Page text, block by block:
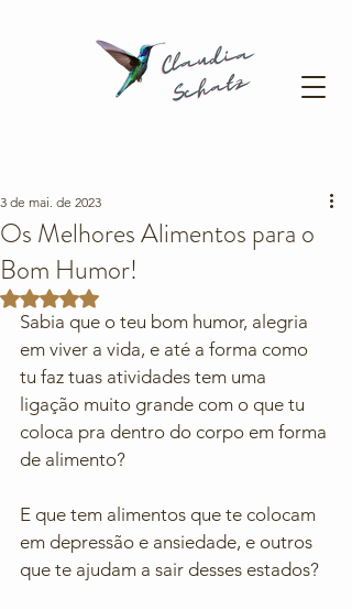
Os Melhores Alimentos para o
Bom Humor!
3 de mai. de 2023
Avaliado com NaN de 5 estrelas.
Sabia que o teu bom humor, alegria
em viver a vida, e até a forma como
tu faz tuas atividades tem uma
ligação muito grande com o que tu
coloca pra dentro do corpo em forma
de alimento?
E que tem alimentos que te colocam
em depressão e ansiedade, e outros
que te ajudam a sair desses estados?